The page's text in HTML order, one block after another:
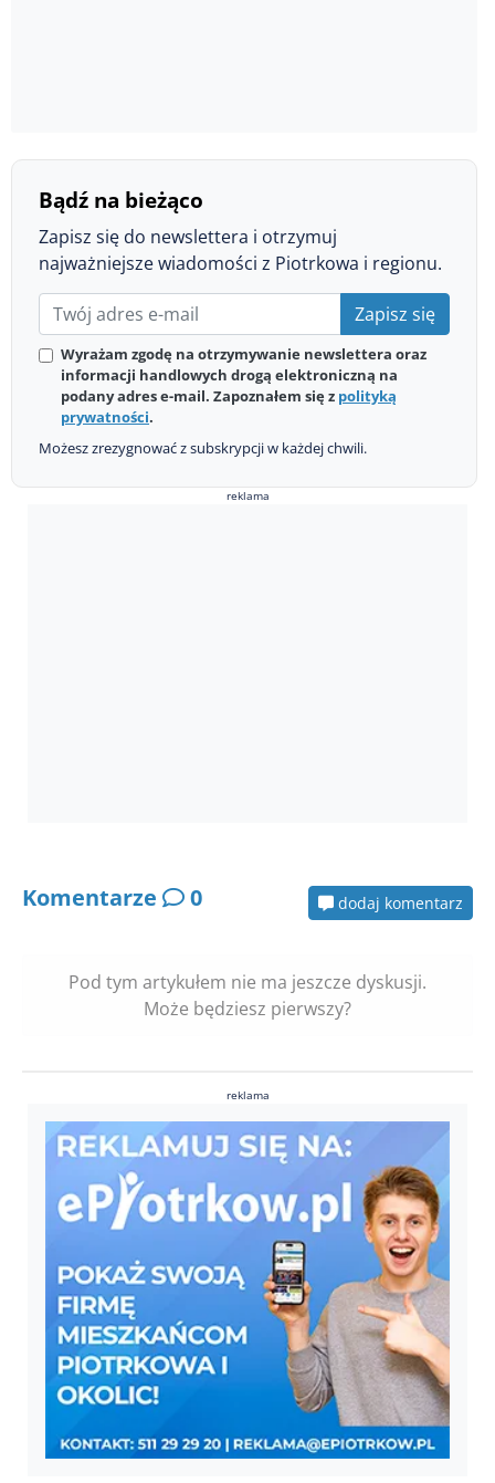
Bądź na bieżąco
Zapisz się do newslettera i otrzymuj
najważniejsze wiadomości z Piotrkowa i regionu.
Zapisz się
Wyrażam zgodę na otrzymywanie newslettera oraz
informacji handlowych drogą elektroniczną na
podany adres e-mail. Zapoznałem się z polityką
prywatności.
Możesz zrezygnować z subskrypcji w każdej chwili.
reklama
Komentarze 0 dodaj komentarz
Pod tym artykułem nie ma jeszcze dyskusji.
Może będziesz pierwszy?
reklama